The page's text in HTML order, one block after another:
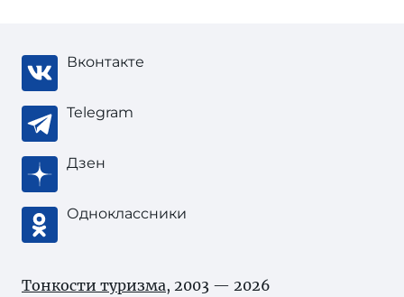
Вконтакте
Telegram
Дзен
Одноклассники
Тонкости туризма, 2003 — 2026